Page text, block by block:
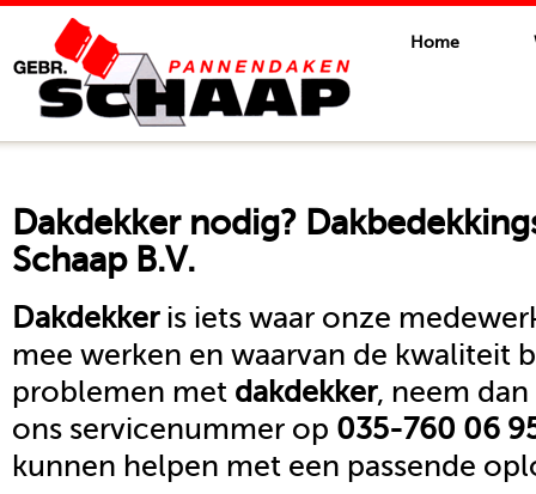
Home
Dakdekkernodig?
Schaap B.V.
Dakdekkeris iets waar onze
mee werken en waarvan de kwaliteit
problemen met dakdekker, neem
ons servicenummer op 035-760 06
kunnen helpen met een passende